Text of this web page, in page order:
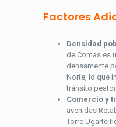
Factores
Densidad
de Comas es
densamente
Norte, lo que
tránsito
Comercio y
avenidas
Torre Ugarte